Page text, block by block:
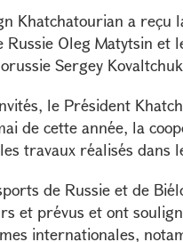
Khatchatourian a
Russie Oleg Matytsin
Sergey
le Président
de cette année, la
travaux réalisés dans
de Russie et de
et prévus et ont
internationales,